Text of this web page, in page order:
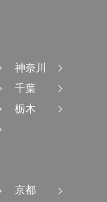
神奈川
千葉
栃木
京都